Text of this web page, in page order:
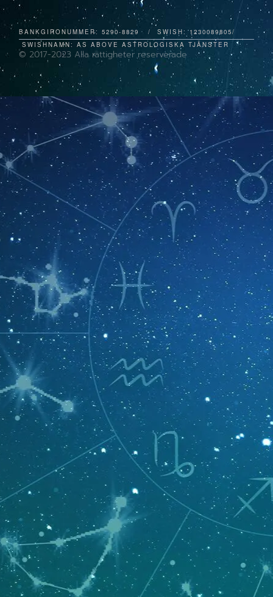
BANKGIRONUMMER: 5290-8829 /SWISH: 1230089805/
SWISHNAMN: AS ABOVE ASTROLOGISKA TJÄNSTER
© 2017-2023 Alla rättigheter reserverade